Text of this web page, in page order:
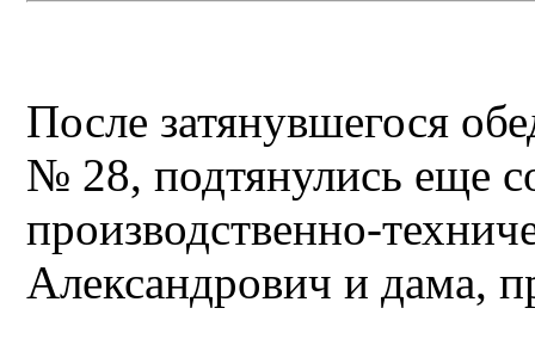
После затянувшегося
№ 28, подтянулись еще
производственно-
Александрович и дама,